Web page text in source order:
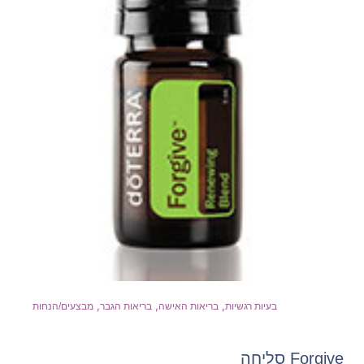
בעיות רגשיות, בריאות האישה, בריאות הגבר, מבצעים/הנחות
Forgive סליחה